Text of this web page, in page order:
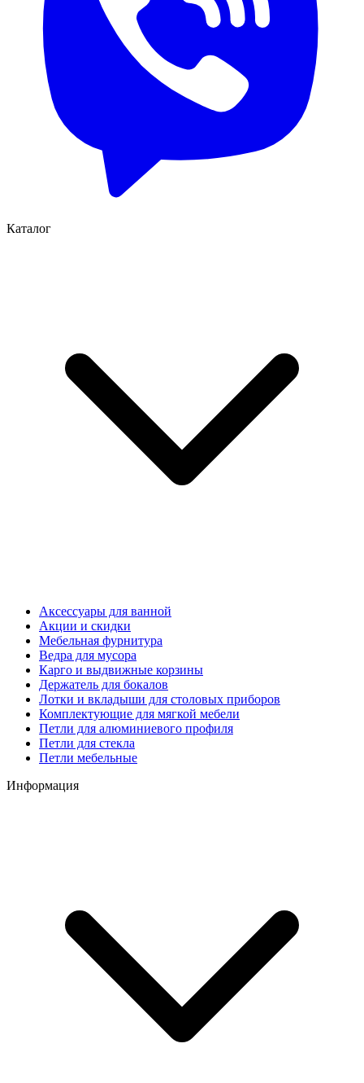
Каталог
Аксессуары для ванной
Акции и скидки
Мебельная фурнитура
Ведра для мусора
Карго и выдвижные корзины
Держатель для бокалов
Лотки и вкладыши для столовых приборов
Комплектующие для мягкой мебели
Петли для алюминиевого профиля
Петли для стекла
Петли мебельные
Информация